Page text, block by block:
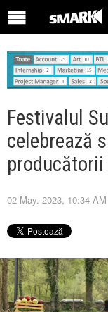
Festivalul
celebrează
02 May. 2023, 10:34 AM